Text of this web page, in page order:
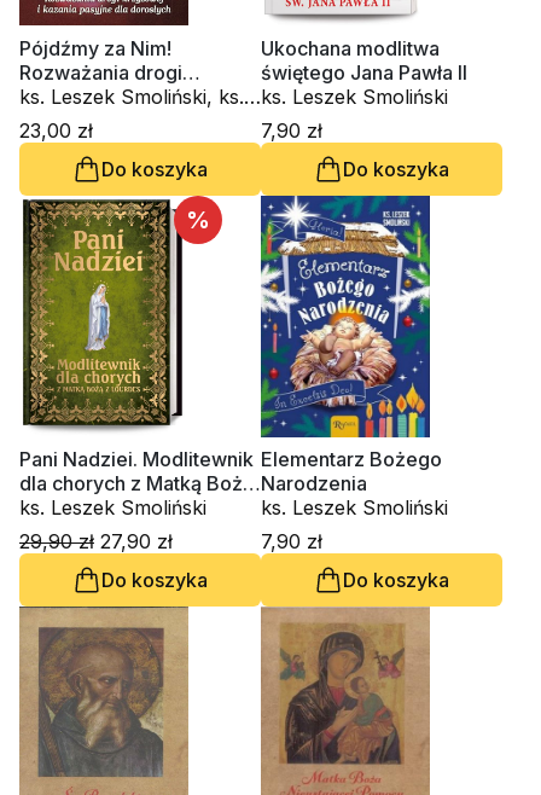
Pójdźmy za Nim!
Rozważania drogi
krzyżowej i kazania
pasyjne dla dorosłych
ks. Leszek Smoliński, ks.
Piotr Jaworski
23,00 zł
Do koszyka
Ukochana modlitwa
świętego Jana Pawła II
ks. Leszek Smoliński
7,90 zł
Do koszyka
%
Pani Nadziei. Modlitewnik
dla chorych z Matką Bożą
z Lourdes
ks. Leszek Smoliński
29,90 zł 27,90 zł
Do koszyka
Elementarz Bożego
Narodzenia
ks. Leszek Smoliński
7,90 zł
Do koszyka